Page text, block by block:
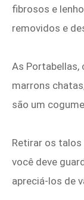
fibrosos e
removidos e
As Portabellas,
marrons
são um
Retirar os talos
você deve
apreciá-los de